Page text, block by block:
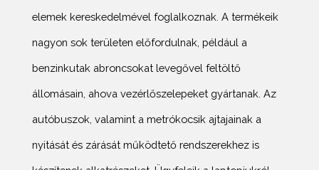
elemek kereskedelmével foglalkoznak. A termékeik
nagyon sok területen előfordulnak, például a
benzinkutak abroncsokat levegővel feltöltő
állomásain, ahova vezérlőszelepeket gyártanak. Az
autóbuszok, valamint a metrókocsik ajtajainak a
nyitását és zárását működtető rendszerekhez is